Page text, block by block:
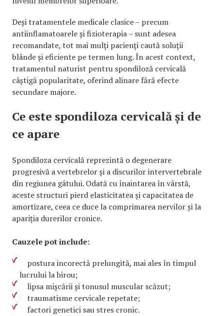
Deși tratamentele medicale clasice – precum
antiinflamatoarele și fizioterapia – sunt adesea
recomandate, tot mai mulți pacienți caută soluții
blânde și eficiente pe termen lung. În acest context,
tratamentul naturist pentru spondiloză cervicală
câștigă popularitate, oferind alinare fără efecte
secundare majore.
Ce este spondiloza cervicală și de
ce apare
Spondiloza cervicală reprezintă o degenerare
progresivă a vertebrelor și a discurilor intervertebrale
din regiunea gâtului. Odată cu înaintarea în vârstă,
aceste structuri pierd elasticitatea și capacitatea de
amortizare, ceea ce duce la comprimarea nervilor și la
apariția durerilor cronice.
Cauzele pot include:
postura incorectă prelungită, mai ales în timpul
lucrului la birou;
lipsa mișcării și tonusul muscular scăzut;
traumatisme cervicale repetate;
factori genetici sau stres cronic.